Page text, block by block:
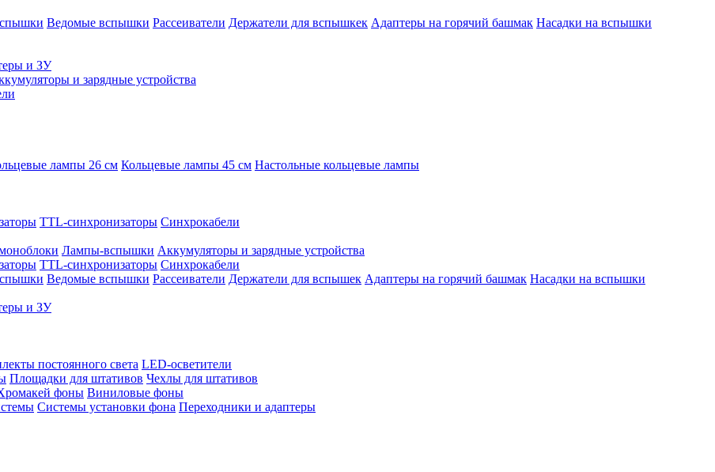
Ведомые вспышки Рассеиватели Держатели для вспышкек Адаптеры на горячий башмак Насадки на вспышки
и ЗУ
и зарядные устройства
лампы 26 см Кольцевые лампы 45 см Настольные кольцевые лампы
TTL-синхронизаторы Синхрокабели
Лампы-вспышки Аккумуляторы и зарядные устройства
TTL-синхронизаторы Синхрокабели
Ведомые вспышки Рассеиватели Держатели для вспышек Адаптеры на горячий башмак Насадки на вспышки
и ЗУ
постоянного света LED-осветители
Площадки для штативов Чехлы для штативов
фоны Виниловые фоны
Системы установки фона Переходники и адаптеры